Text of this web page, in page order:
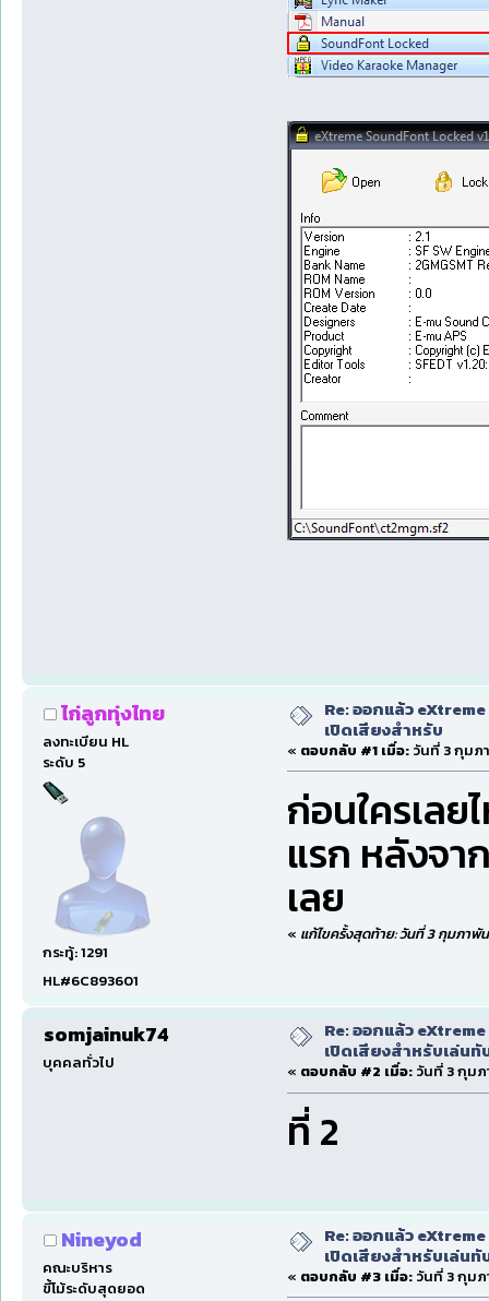
ไก่ลูกทุ่งไทย
ลงทะเบียน HL
ระดับ 5
กระทู้: 1291
HL#6C893601
Re: ออกแล้ว
เปิดเสียงสำหรับ
« ตอบกลับ #1 เมื่อ: วันที่ 3 กุมภ
ก่อนใครเลย
แรก หลังจา
เลย
« แก้ไขครั้งสุดท้าย: วันที่ 3 กุมภาพัน
somjainuk74
บุคคลทั่วไป
Re: ออกแล้ว
เปิดเสียงสำหรับเล่น
« ตอบกลับ #2 เมื่อ: วันที่ 3 กุมภ
ที่ 2
Nineyod
คณะบริหาร
ขี้โม้ระดับสุดยอด
Re: ออกแล้ว
เปิดเสียงสำหรับเล่น
« ตอบกลับ #3 เมื่อ: วันที่ 3 กุมภ